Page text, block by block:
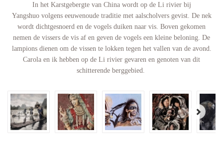
In het Karstgebergte van China wordt op de Li rivier bij
Yangshuo volgens eeuwenoude traditie met aalscholvers gevist. De nek
wordt dichtgesnoerd en de vogels duiken naar vis. Boven gekomen
nemen de vissers de vis af en geven de vogels een kleine beloning. De
lampions dienen om de vissen te lokken tegen het vallen van de avond.
Carola en ik hebben op de Li rivier gevaren en genoten van dit
schitterende berggebied.